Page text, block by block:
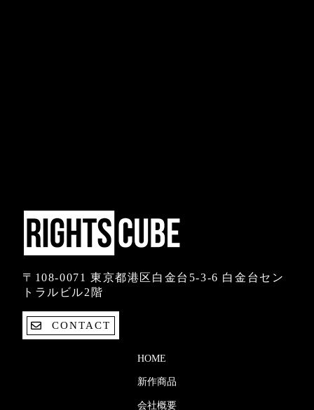
〒108-0071 東京都港区白金台5-3-6 白金台セン
トラルビル2階
CONTACT
HOME
新作商品
会社概要